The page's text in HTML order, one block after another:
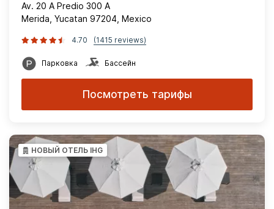
Av. 20 A Predio 300 A
Merida, Yucatan 97204, Mexico
4.70 (1415 reviews)
Парковка Бассейн
Посмотреть тарифы
НОВЫЙ ОТЕЛЬ IHG